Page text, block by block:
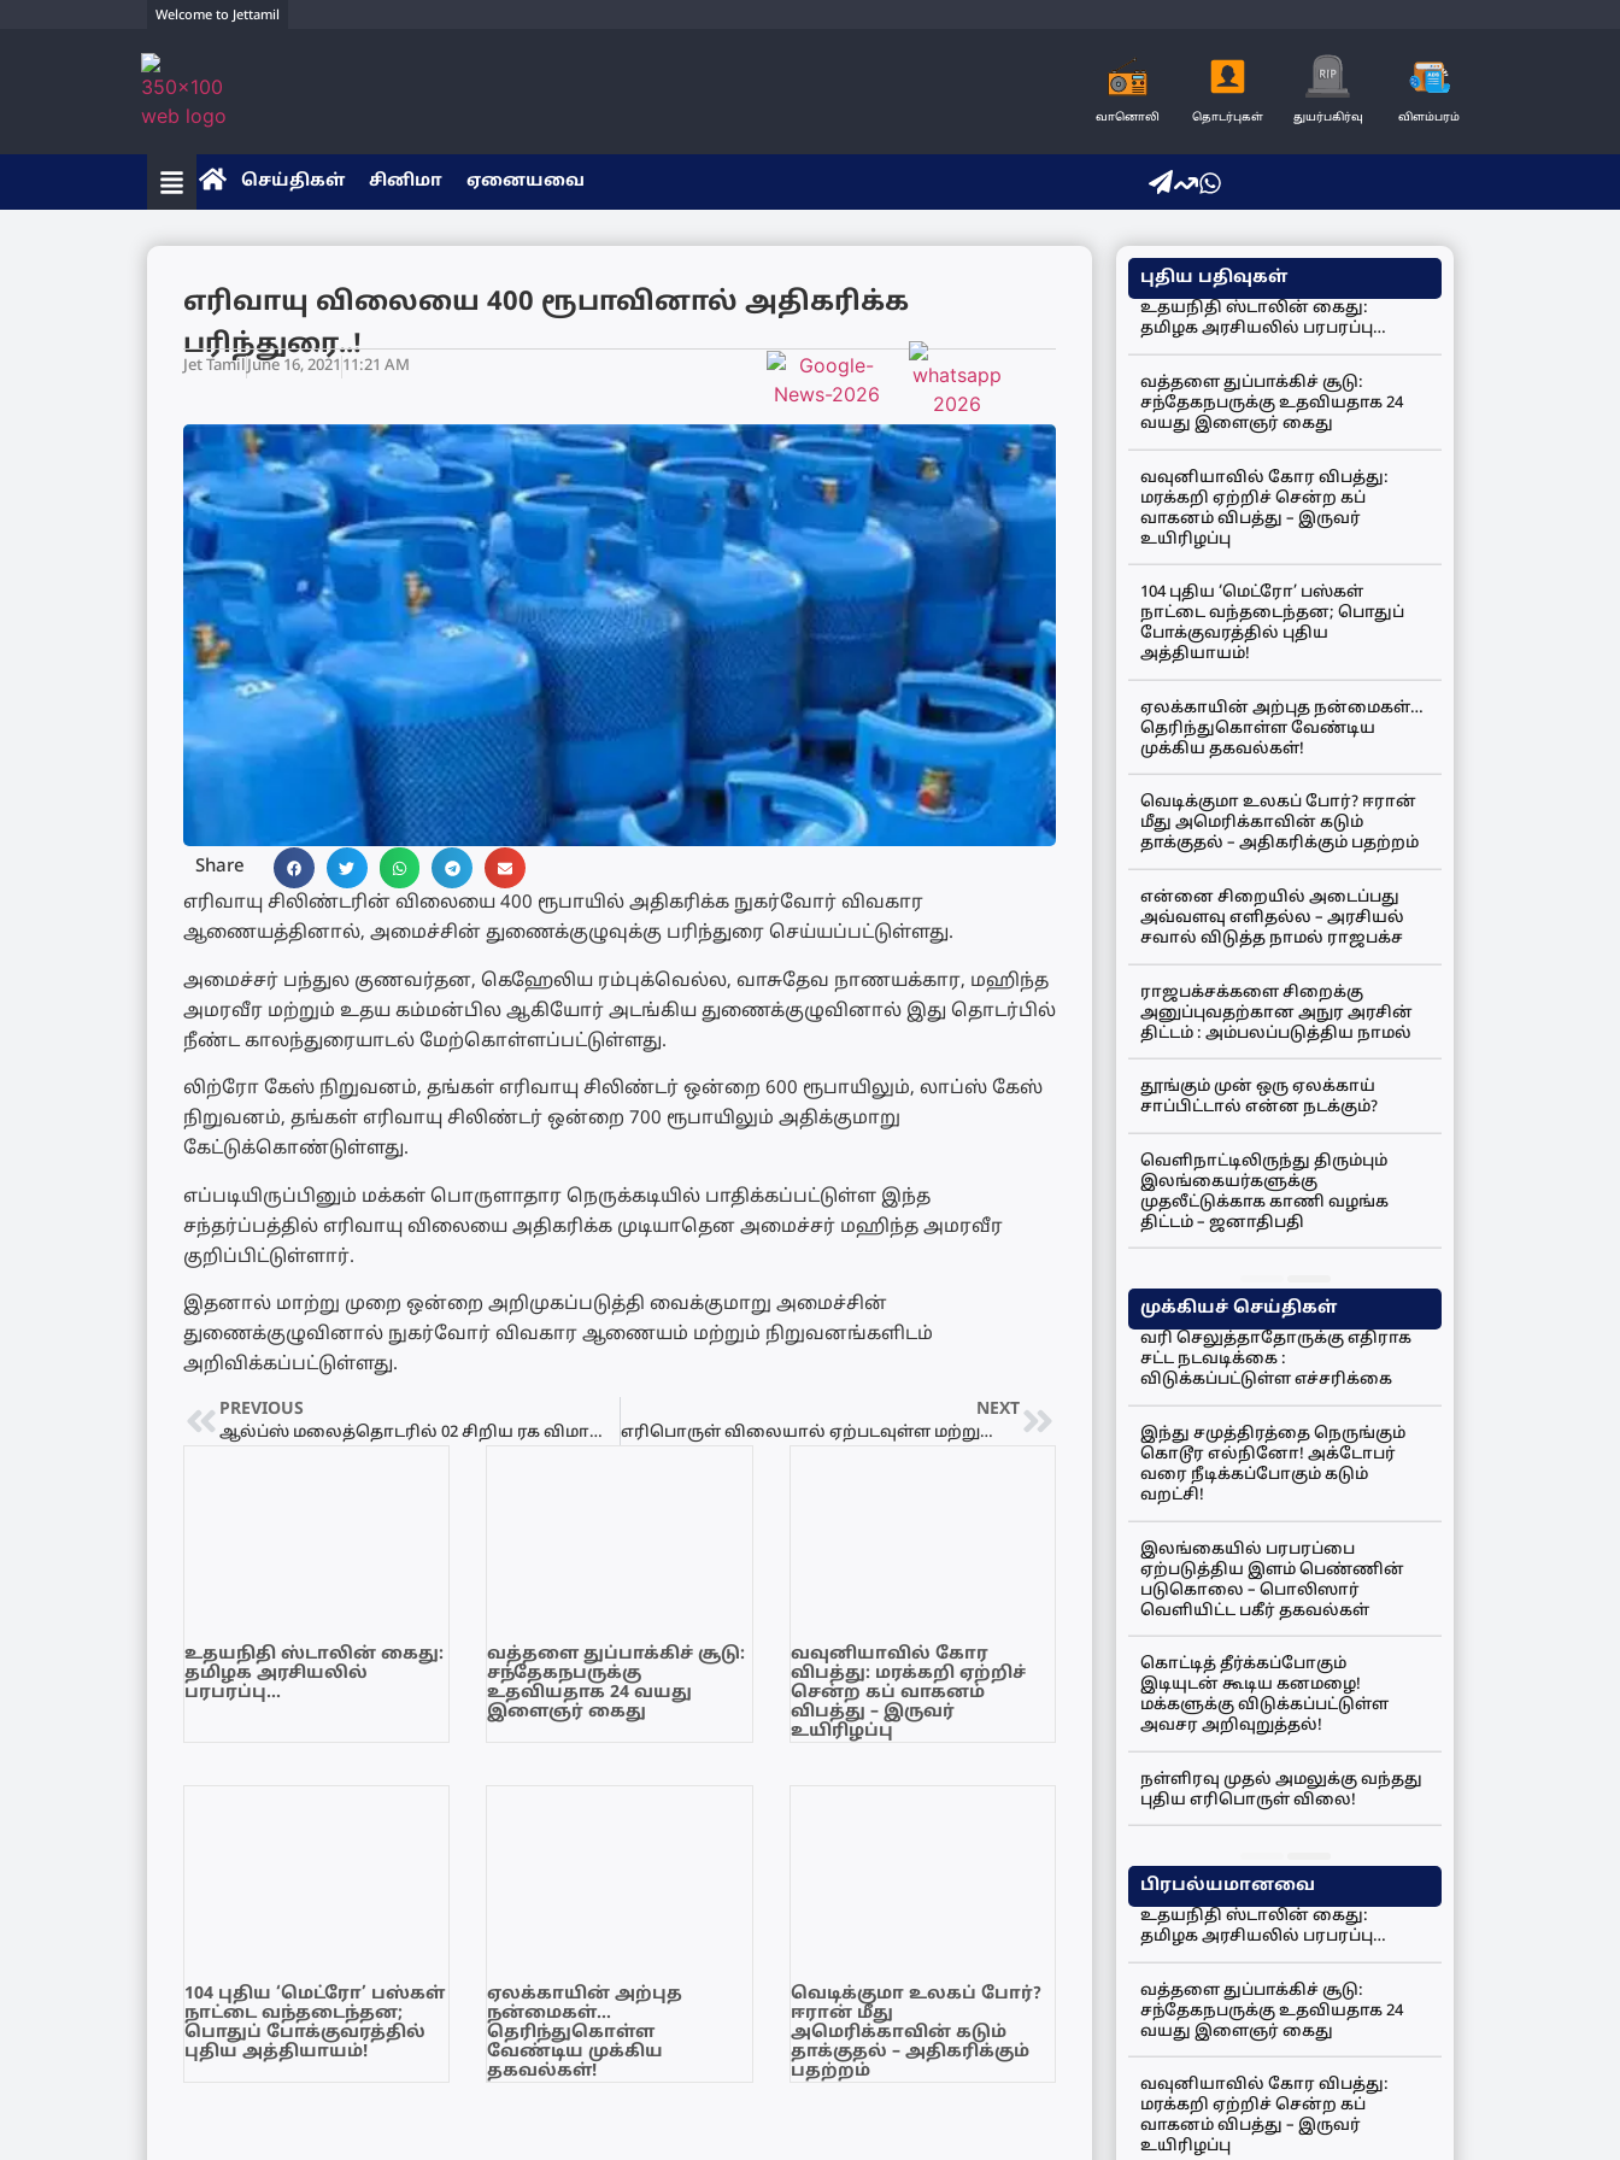
Welcome to Jettamil
வானொலி தொடர்புகள் துயர்பகிர்வு விளம்பரம்
செய்திகள் சினிமா ஏனையவை
எரிவாயு விலையை 400 ரூபாவினால் அதிகரிக்க
பரிந்துரை..!
Jet TamilJune 16, 2021 11:21 AM
Share
எரிவாயு சிலிண்டரின் விலையை 400 ரூபாயில் அதிகரிக்க நுகர்வோர் விவகார
ஆணையத்தினால், அமைச்சின் துணைக்குழுவுக்கு பரிந்துரை செய்யப்பட்டுள்ளது.
அமைச்சர் பந்துல குணவர்தன, கெஹேலிய ரம்புக்வெல்ல, வாசுதேவ நாணயக்கார, மஹிந்த
அமரவீர மற்றும் உதய கம்மன்பில ஆகியோர் அடங்கிய துணைக்குழுவினால் இது தொடர்பில்
நீண்ட காலந்துரையாடல் மேற்கொள்ளப்பட்டுள்ளது.
லிற்ரோ கேஸ் நிறுவனம், தங்கள் எரிவாயு சிலிண்டர் ஒன்றை 600 ரூபாயிலும், லாப்ஸ் கேஸ்
நிறுவனம், தங்கள் எரிவாயு சிலிண்டர் ஒன்றை 700 ரூபாயிலும் அதிக்குமாறு
கேட்டுக்கொண்டுள்ளது.
எப்படியிருப்பினும் மக்கள் பொருளாதார நெருக்கடியில் பாதிக்கப்பட்டுள்ள இந்த
சந்தர்ப்பத்தில் எரிவாயு விலையை அதிகரிக்க முடியாதென அமைச்சர் மஹிந்த அமரவீர
குறிப்பிட்டுள்ளார்.
இதனால் மாற்று முறை ஒன்றை அறிமுகப்படுத்தி வைக்குமாறு அமைச்சின்
துணைக்குழுவினால் நுகர்வோர் விவகார ஆணையம் மற்றும் நிறுவனங்களிடம்
அறிவிக்கப்பட்டுள்ளது.
PREVIOUS
ஆல்ப்ஸ் மலைத்தொடரில் 02 சிறிய ரக விமான விபத்து – குழுந்தை உட்பட ஐவர் உயிரிழப்பு!
NEXT
எரிபொருள் விலையால் ஏற்படவுள்ள மற்றுமொரு நெருக்கடி..!
உதயநிதி ஸ்டாலின் கைது:
தமிழக அரசியலில்
பரபரப்பு…
வத்தளை துப்பாக்கிச் சூடு:
சந்தேகநபருக்கு
உதவியதாக 24 வயது
இளைஞர் கைது
வவுனியாவில் கோர
விபத்து: மரக்கறி ஏற்றிச்
சென்ற கப் வாகனம்
விபத்து – இருவர்
உயிரிழப்பு
104 புதிய ‘மெட்ரோ’ பஸ்கள்
நாட்டை வந்தடைந்தன;
பொதுப் போக்குவரத்தில்
புதிய அத்தியாயம்!
ஏலக்காயின் அற்புத
நன்மைகள்…
தெரிந்துகொள்ள
வேண்டிய முக்கிய
தகவல்கள்!
வெடிக்குமா உலகப் போர்?
ஈரான் மீது
அமெரிக்காவின் கடும்
தாக்குதல் – அதிகரிக்கும்
பதற்றம்
புதிய பதிவுகள்
உதயநிதி ஸ்டாலின் கைது:
தமிழக அரசியலில் பரபரப்பு…
வத்தளை துப்பாக்கிச் சூடு:
சந்தேகநபருக்கு உதவியதாக 24
வயது இளைஞர் கைது
வவுனியாவில் கோர விபத்து:
மரக்கறி ஏற்றிச் சென்ற கப்
வாகனம் விபத்து – இருவர்
உயிரிழப்பு
104 புதிய ‘மெட்ரோ’ பஸ்கள்
நாட்டை வந்தடைந்தன; பொதுப்
போக்குவரத்தில் புதிய
அத்தியாயம்!
ஏலக்காயின் அற்புத நன்மைகள்…
தெரிந்துகொள்ள வேண்டிய
முக்கிய தகவல்கள்!
வெடிக்குமா உலகப் போர்? ஈரான்
மீது அமெரிக்காவின் கடும்
தாக்குதல் – அதிகரிக்கும் பதற்றம்
என்னை சிறையில் அடைப்பது
அவ்வளவு எளிதல்ல – அரசியல்
சவால் விடுத்த நாமல் ராஜபக்ச
ராஜபக்சக்களை சிறைக்கு
அனுப்புவதற்கான அநுர அரசின்
திட்டம் : அம்பலப்படுத்திய நாமல்
தூங்கும் முன் ஒரு ஏலக்காய்
சாப்பிட்டால் என்ன நடக்கும்?
வெளிநாட்டிலிருந்து திரும்பும்
இலங்கையர்களுக்கு
முதலீட்டுக்காக காணி வழங்க
திட்டம் – ஜனாதிபதி
முக்கியச் செய்திகள்
வரி செலுத்தாதோருக்கு எதிராக
சட்ட நடவடிக்கை :
விடுக்கப்பட்டுள்ள எச்சரிக்கை
இந்து சமுத்திரத்தை நெருங்கும்
கொடூர எல்நினோ! அக்டோபர்
வரை நீடிக்கப்போகும் கடும்
வறட்சி!
இலங்கையில் பரபரப்பை
ஏற்படுத்திய இளம் பெண்ணின்
படுகொலை – பொலிஸார்
வெளியிட்ட பகீர் தகவல்கள்
கொட்டித் தீர்க்கப்போகும்
இடியுடன் கூடிய கனமழை!
மக்களுக்கு விடுக்கப்பட்டுள்ள
அவசர அறிவுறுத்தல்!
நள்ளிரவு முதல் அமலுக்கு வந்தது
புதிய எரிபொருள் விலை!
பிரபல்யமானவை
உதயநிதி ஸ்டாலின் கைது:
தமிழக அரசியலில் பரபரப்பு…
வத்தளை துப்பாக்கிச் சூடு:
சந்தேகநபருக்கு உதவியதாக 24
வயது இளைஞர் கைது
வவுனியாவில் கோர விபத்து:
மரக்கறி ஏற்றிச் சென்ற கப்
வாகனம் விபத்து – இருவர்
உயிரிழப்பு